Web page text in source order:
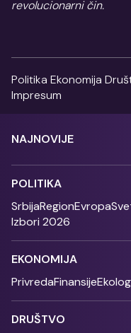
revolucionarni čin.
Politika Ekonomija
Impresum
NAJNOVIJE
POLITIKA
SrbijaRegionEvropa
Izbori 2026
EKONOMIJA
PrivredaFinansije
DRUŠTVO